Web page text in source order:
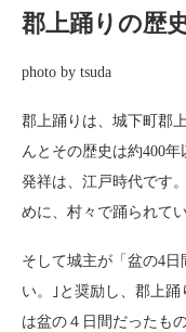
郡上踊りの歴
photo by tsuda
郡上踊りは、城下町郡
んとその歴史は約400
発祥は、江戸時代です
めに、村々で踊られて
そして城主が「盆の4
い。｣と奨励し、郡上
は盆の４日間だったも